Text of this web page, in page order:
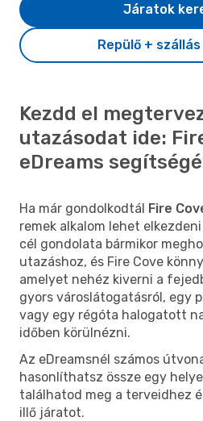
Repülő +
Járatok
Kezdd el
utazásodat ide:
eDreams
Ha már gondolkodtál Fire
remek alkalom lehet
cél gondolata bármikor
utazáshoz, és Fire Cove
amelyet nehéz kiverni a
gyors városlátogatásról, egy
vagy egy régóta halogatott
időben körülnézni.
Az eDreamsnél számos
hasonlíthatsz össze egy
találhatod meg a terveidhez
illő járatot.